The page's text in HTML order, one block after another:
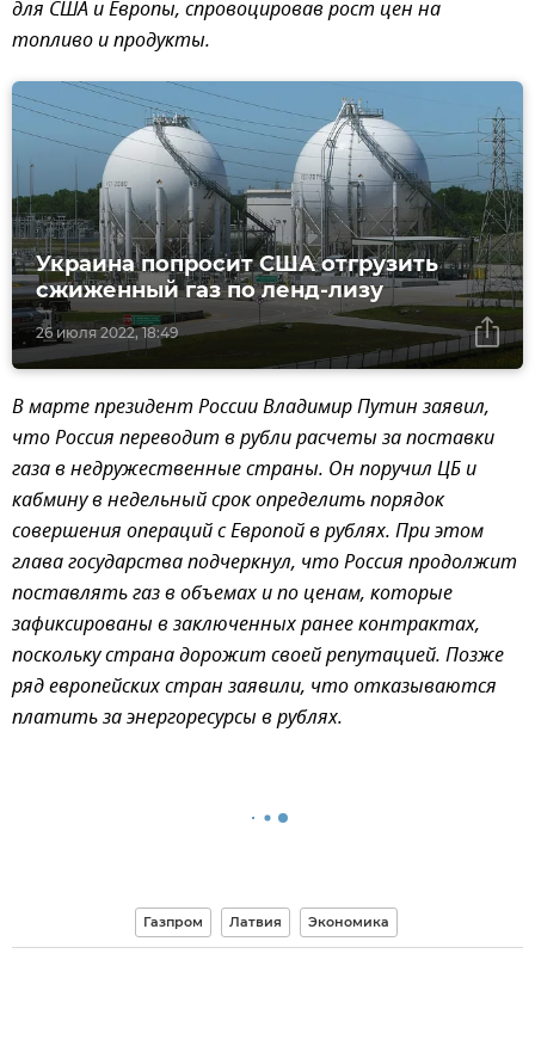
для США и Европы, спровоцировав рост цен на
топливо и продукты.
26 июля 2022, 18:49
Украина попросит США отгрузить
сжиженный газ по ленд-лизу
В марте президент России Владимир Путин заявил,
что Россия переводит в рубли расчеты за поставки
газа в недружественные страны. Он поручил ЦБ и
кабмину в недельный срок определить порядок
совершения операций с Европой в рублях. При этом
глава государства подчеркнул, что Россия продолжит
поставлять газ в объемах и по ценам, которые
зафиксированы в заключенных ранее контрактах,
поскольку страна дорожит своей репутацией. Позже
ряд европейских стран заявили, что отказываются
платить за энергоресурсы в рублях.
Газпром Латвия Экономика